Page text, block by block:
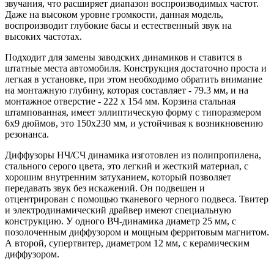
звучания, что расширяет диапазон воспроизводимых частот.
Даже на высоком уровне громкости, данная модель,
воспроизводит глубокие басы и естественный звук на
высоких частотах.
Подходит для замены заводских динамиков и ставится в
штатные места автомобиля. Конструкция достаточно проста и
легкая в установке, при этом необходимо обратить внимание
на монтажную глубину, которая составляет - 79.3 мм, и на
монтажное отверстие - 222 x 154 мм. Корзина стальная
штампованная, имеет эллиптическую форму с типоразмером
6х9 дюймов, это 150х230 мм, и устойчивая к возникновению
резонанса.
Диффузоры НЧ/СЧ динамика изготовлен из полипропилена,
стального серого цвета, это легкий и жесткий материал, с
хорошим внутренним затуханием, который позволяет
передавать звук без искажений. Он подвешен и
отцентрирован с помощью тканевого черного подвеса. Твитер
и электродинамический драйвер имеют специальную
конструкцию. У одного ВЧ-динамика диаметр 25 мм, с
позолоченным диффузором и мощным ферритовым магнитом.
А второй, супертвитер, диаметром 12 мм, с керамическим
диффузором.